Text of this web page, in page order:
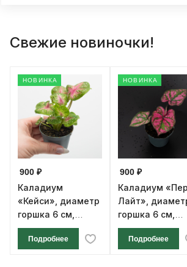
Свежие новиночки!
НОВИНКА
900 ₽
Каладиум
«Кейси», диаметр
горшка 6 см,
высота 12 см
Подробнее
НОВИНКА
900 ₽
Каладиум
Лайт»,
горшка 6 см,
высота 12 см
Подробнее